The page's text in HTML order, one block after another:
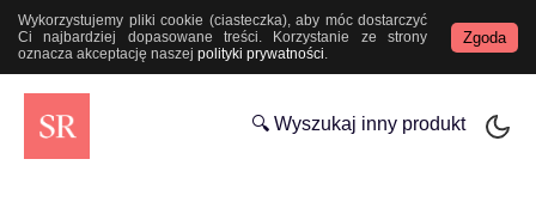
Wykorzystujemy pliki cookie (ciasteczka), aby móc dostarczyć
Ci najbardziej dopasowane treści. Korzystanie ze strony
oznacza akceptację naszej polityki prywatności.
Zgoda
🔍 Wyszukaj inny produkt